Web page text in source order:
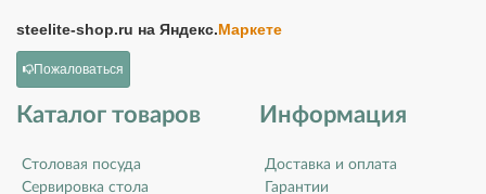
steelite-shop.ru на Яндекс.Маркете
Пожаловаться
Каталог товаров
Столовая посуда
Сервировка стола
Информация
Доставка и оплата
Гарантии